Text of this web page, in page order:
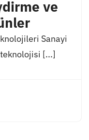
ve
Sanayi
[...]